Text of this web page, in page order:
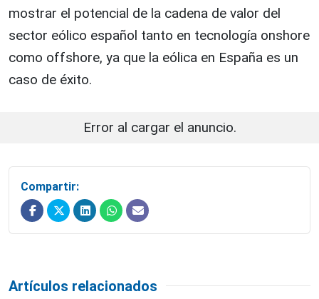
mostrar el potencial de la cadena de valor del
sector eólico español tanto en tecnología onshore
como offshore, ya que la eólica en España es un
caso de éxito.
Error al cargar el anuncio.
Compartir:
Artículos relacionados